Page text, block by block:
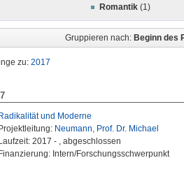
Romantik (1)
Gruppieren nach: Beginn des
zu: 2017
Radikalität und Moderne
Projektleitung: Neumann, Prof. Dr. Michael
Laufzeit: 2017 - , abgeschlossen
Finanzierung: Intern/Forschungsschwerpunkt